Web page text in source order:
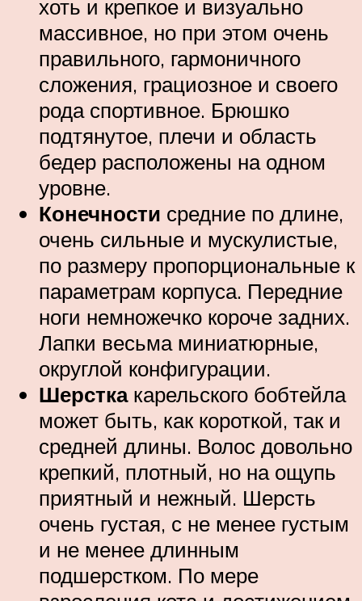
хоть и крепкое и визуально
массивное, но при этом очень
правильного, гармоничного
сложения, грациозное и своего
рода спортивное. Брюшко
подтянутое, плечи и область
бедер расположены на одном
уровне.
Конечности средние по длине,
очень сильные и мускулистые,
по размеру пропорциональные к
параметрам корпуса. Передние
ноги немножечко короче задних.
Лапки весьма миниатюрные,
округлой конфигурации.
Шерсткакарельского бобтейла
может быть, как короткой, так и
средней длины. Волос довольно
крепкий, плотный, но на ощупь
приятный и нежный. Шерсть
очень густая, с не менее густым
и не менее длинным
подшерстком. По мере